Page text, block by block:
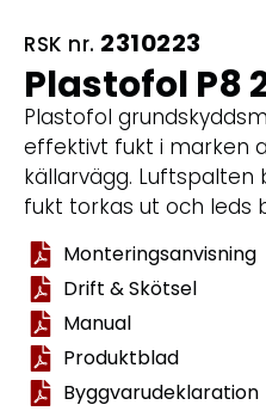
RSK nr. 2310223
Plastofol P8
Plastofol
effektivt fukt i marken
källarvägg.
fukt torkas ut och leds
Monteringsanvisning
Drift & Skötsel
Manual
Produktblad
Byggvarudeklaration